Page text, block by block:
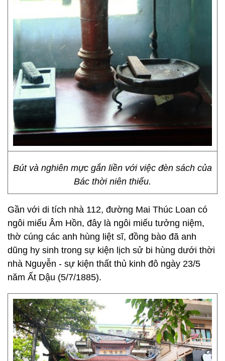
Bút và nghiên mực gắn liền với việc đèn sách của
Bác thời niên thiếu.
Gần với di tích nhà 112, đường Mai Thúc Loan có
ngôi miếu Âm Hồn, đây là ngôi miếu tưởng niệm,
thờ cúng các anh hùng liệt sĩ, đồng bào đã anh
dũng hy sinh trong sự kiện lịch sử bi hùng dưới thời
nhà Nguyễn - sự kiện thất thủ kinh đô ngày 23/5
năm Ất Dậu (5/7/1885).